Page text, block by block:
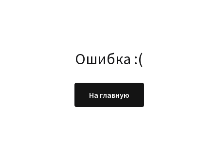
Ошибка :(
На главную